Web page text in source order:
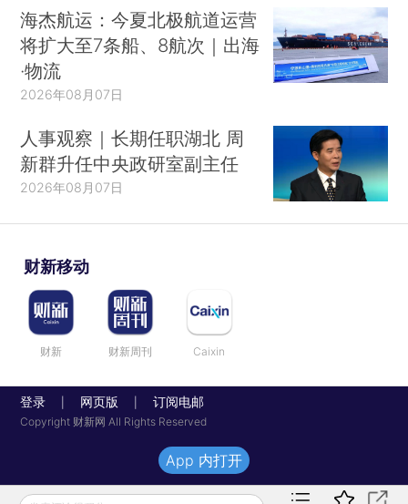
海杰航运：今夏北极航道运营
将扩大至7条船、8航次｜出海
·物流
2026年08月07日
人事观察｜长期任职湖北 周
新群升任中央政研室副主任
2026年08月07日
财新移动
财新 财新周刊 Caixin
登录 网页版 订阅电邮
Copyright 财新网 All Rights Reserved
App 内打开